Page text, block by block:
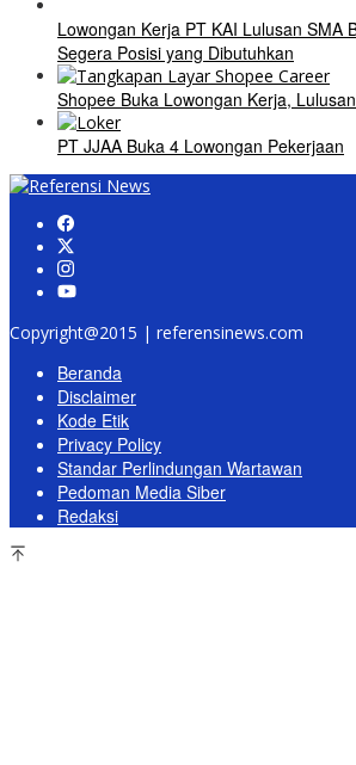
Lowongan Kerja PT KAI Lulusan SMA
Segera Posisi yang Dibutuhkan
Shopee Buka Lowongan Kerja,
PT JJAA Buka 4 Lowongan Pekerjaan
Copyright@2015 | referensinews.com
Beranda
Disclaimer
Kode Etik
Privacy Policy
Standar Perlindungan Wartawan
Pedoman Media Siber
Redaksi